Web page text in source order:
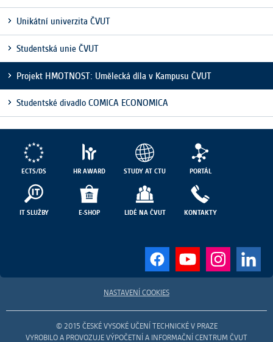
Unikátní univerzita ČVUT
Studentská unie ČVUT
Projekt HMOTNOST: Umělecká díla v Kampusu ČVUT
Studentské divadlo COMICA ECONOMICA
ECTS/DS HR AWARD STUDY AT CTU PORTÁL
IT SLUŽBY E-SHOP LIDÉ NA ČVUT KONTAKTY
NASTAVENÍ COOKIES
© 2015 ČESKÉ VYSOKÉ UČENÍ TECHNICKÉ V PRAZE
VYROBILO A PROVOZUJE VÝPOČETNÍ A INFORMAČNÍ CENTRUM ČVUT